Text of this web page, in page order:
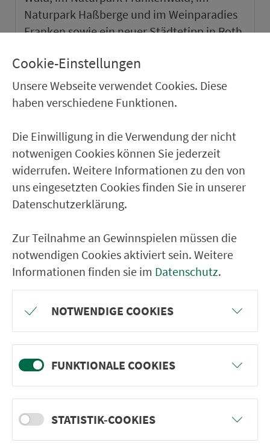
Naturpark Haßberge und im Weinparadies
Franken sowie ein neuer Städtetipp in Roth.
VGN-SOMMER 2026
Mach mit und gewinne einen von 1.000
Team-Plätzen für eine Abenteuer-Rallye!
weiter
Cookie-Einstellungen
Unsere Webseite verwendet Cookies. Diese
haben verschiedene Funktionen.
Die Einwilligung in die Verwendung der nicht
notwenigen Cookies können Sie jederzeit
widerrufen. Weitere Informationen zu den von
uns eingesetzten Cookies finden Sie in unserer
Datenschutzerklärung.
Zur Teilnahme an Gewinnspielen müssen die
notwendigen Cookies aktiviert sein. Weitere
Informationen finden sie im Datenschutz.
NOTWENDIGE COOKIES
FUNKTIONALE COOKIES
STATISTIK-COOKIES